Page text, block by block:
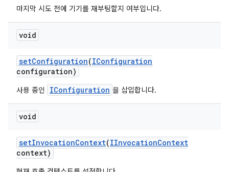
마지막 시도 전에 기기를 재부팅할지 여부입니다.
void
setConfiguration(IConfiguration
configuration)
사용 중인 IConfiguration 을 삽입합니다.
void
setInvocationContext(IInvocationContext
context)